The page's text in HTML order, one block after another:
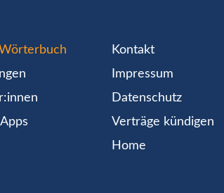
Kontakt
Impressum
Datenschutz
Verträge kündigen
Home